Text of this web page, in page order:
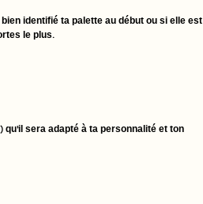
identifié ta palette au début ou si elle est
le plus.
sera adapté à ta personnalité et ton